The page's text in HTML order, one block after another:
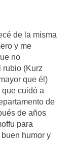
de la misma
y me
no
rubio (Kurz
que él)
cuidó a
de
de años
para
humor y